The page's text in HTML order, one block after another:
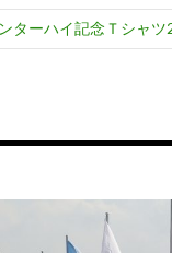
ターハイ記念Ｔシャツ